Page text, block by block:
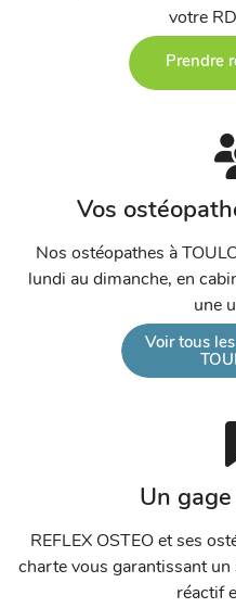
Pont des
Les
votre
Prendre
Vos
Nos ostéopathes à
lundi au dimanche, en
une
Voir tous
Un
REFLEX OSTEO et ses
charte vous garantissant un
réactif